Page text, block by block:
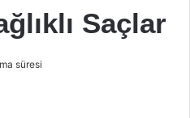
Saçlar
süresi